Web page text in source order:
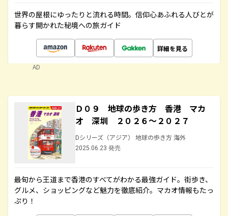
世界の屋根にゆったりと流れる時間。信仰心あふれる人びとが
暮らす開かれた秘境への旅ガイド
詳細を見る
AD
Ｄ０９ 地球の歩き方 香港 マカ
オ 深圳 ２０２６～２０２７
Dシリーズ（アジア） 地球の歩き方 海外
2025.06.23 発売
最旬から王道まで香港のすべてがわかる最強ガイド。街歩き、
グルメ、ショッピングなど魅力を徹底紹介。マカオ情報もたっ
ぷり！